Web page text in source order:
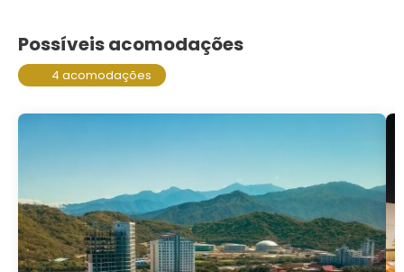
Possíveis acomodações
4 acomodações